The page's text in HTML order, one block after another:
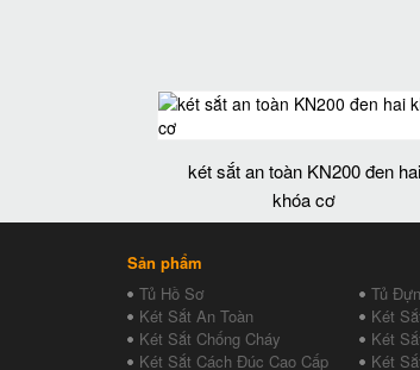
két sắt an toàn KN200 đen hai
khóa cơ
Sản phẩm
Tủ Hồ Sơ
Tủ
Két Sắt An Toàn
Két
Két Sắt Chống Cháy
Két
Két Sắt Cách Đúc Cao Cấp
Két